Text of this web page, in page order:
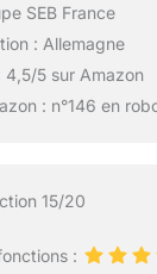
SEB France
: Allemagne
4,5/5 sur Amazon
: n°146 en
15/20
: